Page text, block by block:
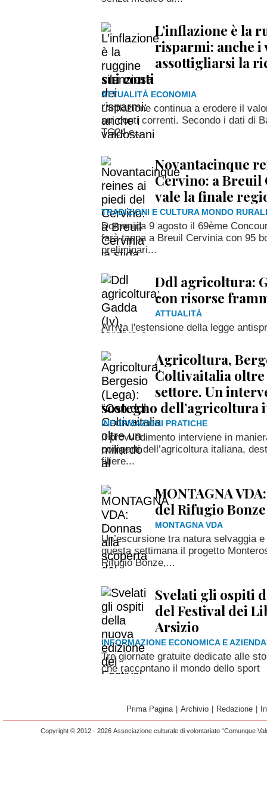
L’inflazione è la
risparmi: anche i
assottigliarsi la
sui conti
ATTUALITÀ ECONOMIA
L'inflazione continua a erodere il
sui conti correnti. Secondo i dati di
TG24 e...
Novantacinque
Cervino: a Breuil
vale la finale
TRADIZIONI E CULTURA MONDO
Domenica 9 agosto il 69ème
farà tappa a Breuil Cervinia con 95
preliminari...
Ddl agricoltura:
con risorse
ATTUALITÀ
Arriva l'estensione della legge
Agricoltura,
Coltivaitalia
settore. Un
sostegno dell’agricoltura
INFORMAZIONI PRATICHE
Il provvedimento interviene in
comparti dell’agricoltura italiana,
filiere...
MONTAGNA
del Rifugio Bonze
MONTAGNA VDA
Un’escursione tra natura selvaggia
questa settimana il progetto
Rifugio Bonze,...
Svelati gli ospiti
del Festival dei
Arsizio
INFORMAZIONE ECONOMICA E
Tre giornate gratuite dedicate alle
che raccontano il mondo dello sport
Prima Pagina Archivio Redazione
Copyright © 2012 - 2026 Associazione culturale di volontariato “Comunque